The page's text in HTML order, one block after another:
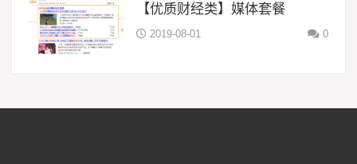
【优质财经类】媒体套餐
2019-08-01 0